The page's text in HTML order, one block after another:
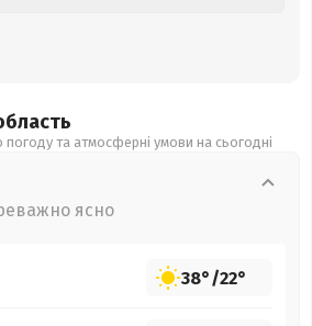
погоду та атмосферні умови на сьогодні
ясно
38°/22°